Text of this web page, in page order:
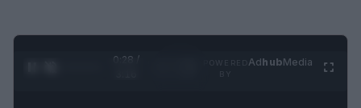
0:29 /
AdhubMedia